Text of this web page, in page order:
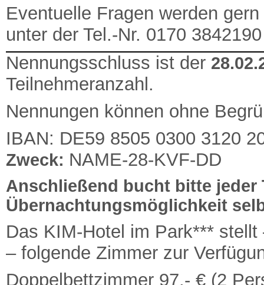
Eventuelle Fragen werden
unter der Tel.-Nr. 0170
Nennungsschluss ist der
Teilnehmeranzahl.
Nennungen können ohne
IBAN: DE59 8505 0300 3120
Zweck: NAME-28-KVF-DD
Anschließend bucht bitte jeder
Übernachtungsmöglichkeit
Das KIM-Hotel im Park***
– folgende Zimmer zur
Doppelbettzimmer 97,- € (2